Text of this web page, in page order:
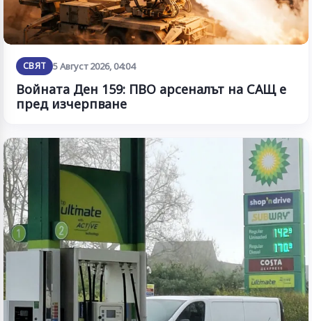
СВЯТ 5 Август 2026, 04:04
Войната Ден 159: ПВО арсеналът на САЩ е
пред изчерпване